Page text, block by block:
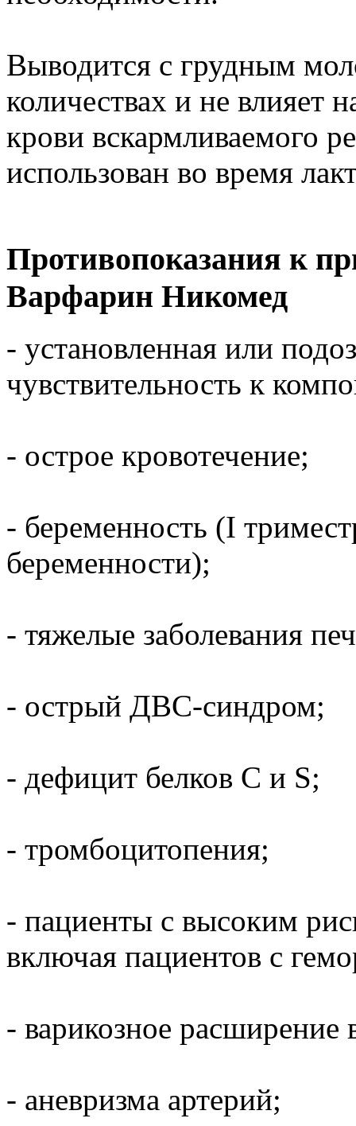
Выводится с грудным
количествах и не влияет
крови вскармливаемого
использован во время
Противопоказания к
Варфарин Никомед
- установленная или
чувствительность к
- острое кровотечение;
- беременность (I
беременности);
- тяжелые заболевания
- острый ДВС-синдром;
- дефицит белков С и S;
- тромбоцитопения;
- пациенты с высоким
включая пациентов с
- варикозное расширение
- аневризма артерий;